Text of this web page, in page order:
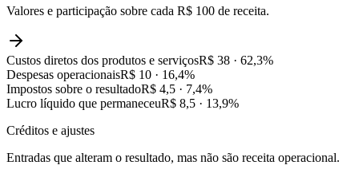
Valores e participação sobre cada R$ 100 de receita.
Custos diretos dos produtos e serviçosR$ 38 · 62,3%
Despesas operacionaisR$ 10 · 16,4%
Impostos sobre o resultadoR$ 4,5 · 7,4%
Lucro líquido que permaneceuR$ 8,5 · 13,9%
Créditos e ajustes
Entradas que alteram o resultado, mas não são receita operacional.